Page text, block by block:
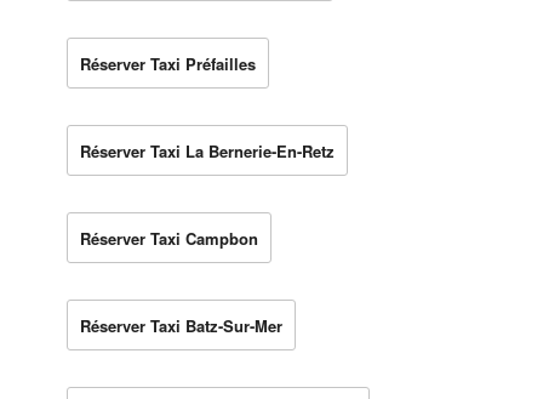
Réserver Taxi Préfailles
Réserver Taxi La Bernerie-En-Retz
Réserver Taxi Campbon
Réserver Taxi Batz-Sur-Mer